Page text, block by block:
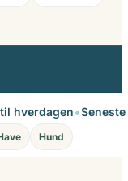
hverdagen•
Hund